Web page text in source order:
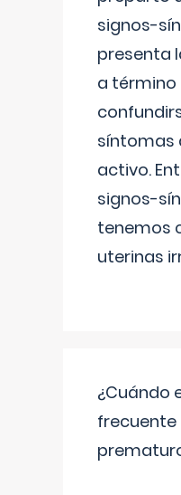
signos-
presenta
a término
síntomas
activo.
signos-
tenemos
uterinas
¿Cuándo
frecuente